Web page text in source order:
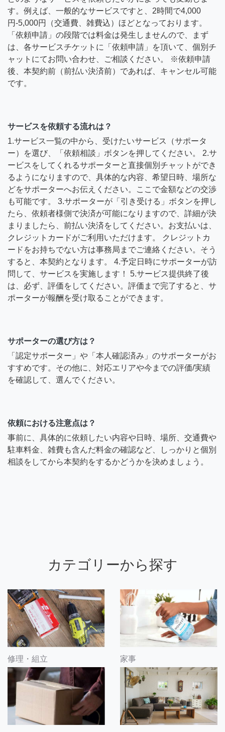
す。例えば、一般的なサービスですと、2時間で4,000
円-5,000円（交通費、雑費込）ほどとなっております。
「依頼申請」の段階では料金は発生しませんので、まず
は、各サービスチケットに「依頼申請」を頂いて、個別チ
ャットにてお問い合わせ、ご相談ください。 ※依頼申請
後、本契約前（前払い決済前）であれば、キャンセル可能
です。
サービスを依頼する流れは？
1.サービス一覧の中から、受けたいサービス（サポータ
ー）を選び、「依頼相談」ボタンを押してください。 2.サ
ービスをしてくれるサポーターと直接個別チャットができ
るようになりますので、具体的な内容、希望日時、場所な
どをサポーターへお伝えください。ここで金額などの交渉
も可能です。 3.サポーターが「引き受ける」ボタンを押し
たら、依頼者様側で決済が可能になりますので、詳細が決
まりましたら、前払い決済をしてください。お支払いは、
クレジットカードがご利用いただけます。 クレジットカ
ードをお持ちでない方は事務局までご連絡ください。そう
すると、本契約となります。 4.予定日時にサポーターが訪
問して、サービスを実施します！ 5.サービス提供終了後
は、必ず、評価をしてください。評価まで完了すると、サ
ポーターが報酬を受け取ることができます。
サポーターの選び方は？
「認定サポーター」や「本人確認済み」のサポーターがお
すすめです。その他に、対応エリアや今までの評価/実績
を確認して、選んでください。
依頼における注意点は？
事前に、具体的に依頼したい内容や日時、場所、交通費や
駐車料金、雑費も含んだ料金の確認など、しっかりと個別
相談をしてから本契約をするかどうかを決めましょう。
カテゴリーから探す
修理・組立 家事